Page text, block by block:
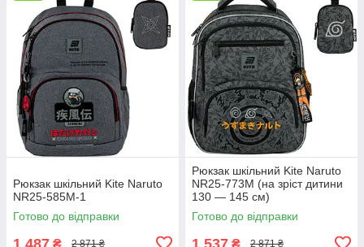
Рюкзак шкільний Kite Naruto
NR25-585M-1
Готово до відправки
1 487 ₴ 2 871 ₴
Рюкзак шкільний Kite Naruto
NR25-773M (на зріст дитини
130 — 145 см)
Готово до відправки
1 537 ₴ 2 871 ₴